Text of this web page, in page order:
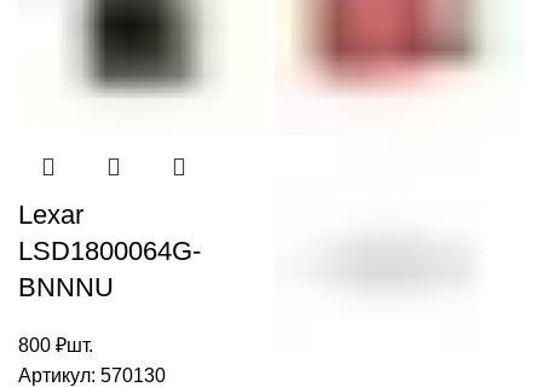
Lexar
LSD1800064G-
BNNNU
800 ₽шт.
Артикул: 570130